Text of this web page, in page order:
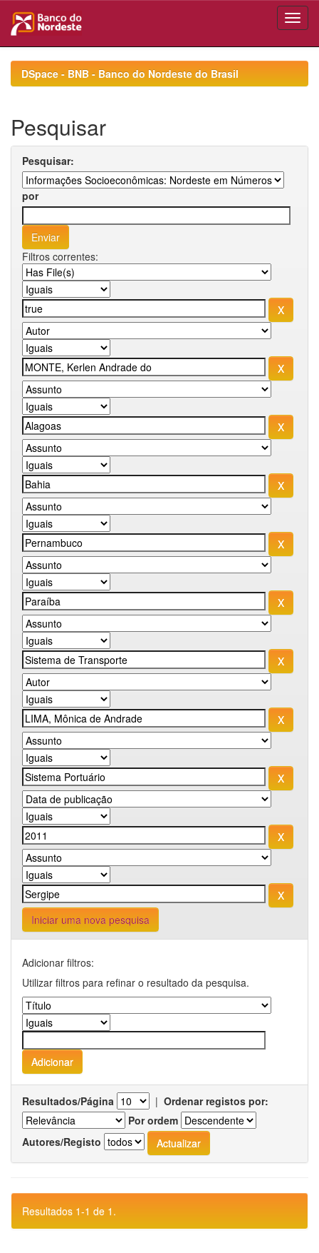
navigationDSpace - BNB - Banco do Nordeste do Brasil
Pesquisar
Pesquisar:
por
Filtros correntes:
Iniciar uma nova pesquisa
Adicionar filtros:
Utilizar filtros para refinar o resultado da pesquisa.
Resultados/Página | Ordenar registos por:
Por ordem
Autores/Registo
Resultados 1-1 de 1.